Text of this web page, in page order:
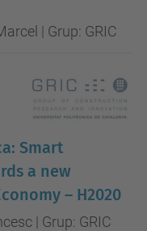
| Grup: GRIC
Smart
a new
– H2020
| Grup: GRIC